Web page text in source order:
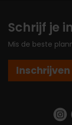
Schrijf je
Mis de beste
Inschrijven